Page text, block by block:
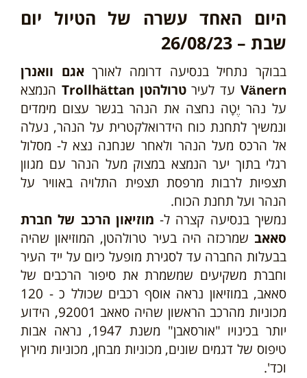
היום האחד עשרה של הטיול יום
שבת –
26/08/23
בבוקר נתחיל בנסיעה דרומה לאורךאגם וואנרן
Vänern עד לעירטרולהטן Trollhättan
הנמצא
על נהר יֶטָה נחצה את הנהר בגשר עצום מימדים
ונמשיך לתחנת כוח הידרואלקטרית על הנהר, נעלה
אל הרכס מעל הנהר ולאחר שנחנה נצא ל- מסלול
רגלי בתוך יער הנמצא במצוק מעל הנהר עם מגוון
תצפיות לרבות מרפסת תצפית התלויה באוויר על
הנהר ועל תחנת הכוח.
נמשיך בנסיעה קצרה ל- מוזיאון הרכב של חברת
סאאב שמרכזה היה בעיר טרולהטן, המוזיאון שהיה
בבעלות החברה עד לסגירת מופעל כיום על ייד העיר
וחברת משקיעים שמשמרת את סיפור הרכבים של
סאאב, במוזיאון נראה אוסף רכבים שכולל כ - 120
מכוניות מהרכב הראשון שהיה סאאב 92001, הידוע
יותר בכינויו "אורסאבן" משנת 1947, נראה אבות
טיפוס של דגמים שונים, מכוניות מבחן, מכוניות מירוץ
וכד'.